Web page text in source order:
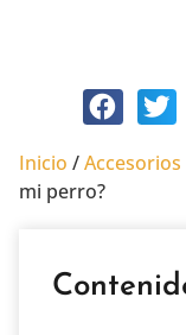
Inicio /
mi perro?